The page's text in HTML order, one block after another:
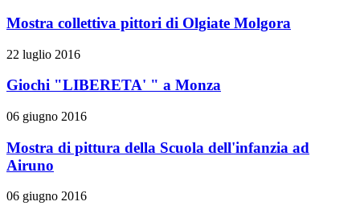
Mostra collettiva pittori di Olgiate Molgora
22 luglio 2016
Giochi "LIBERETA' " a Monza
06 giugno 2016
Mostra di pittura della Scuola dell'infanzia ad
Airuno
06 giugno 2016